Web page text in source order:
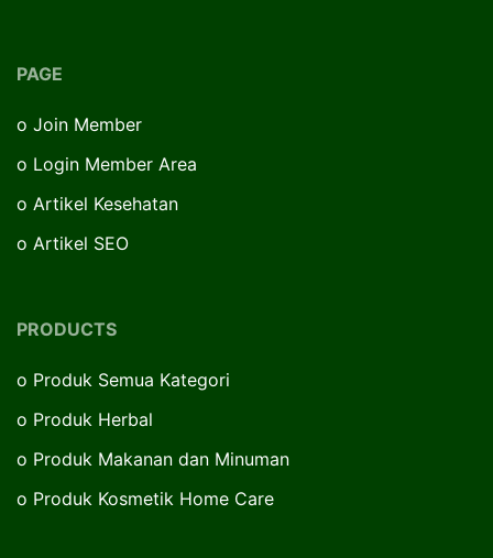
PAGE
o Join Member
o Login Member Area
o Artikel Kesehatan
o Artikel SEO
PRODUCTS
o Produk Semua Kategori
o Produk Herbal
o Produk Makanan dan Minuman
o Produk Kosmetik Home Care